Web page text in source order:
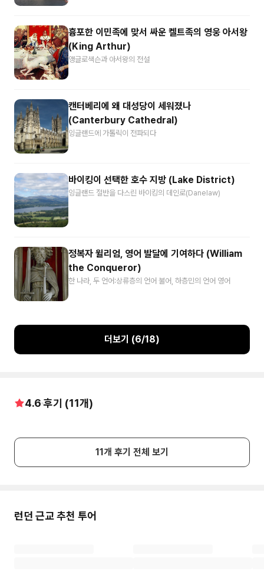
흉포한 이민족에 맞서 싸운 켈트족의 영웅 아서왕
(King Arthur)
앵글로색슨과 아서왕의 전설
캔터베리에 왜 대성당이 세워졌나
(Canterbury Cathedral)
잉글랜드에 가톨릭이 전파되다
바이킹이 선택한 호수 지방 (Lake District)
잉글랜드 절반을 다스린 바이킹의 데인로(Danelaw)
정복자 윌리엄, 영어 발달에 기여하다 (William
the Conqueror)
한 나라, 두 언어:상류층의 언어 불어, 하층민의 언어 영어
더보기 (6/18)
4.6 후기 (11개)
11개 후기 전체 보기
런던 근교 추천 투어